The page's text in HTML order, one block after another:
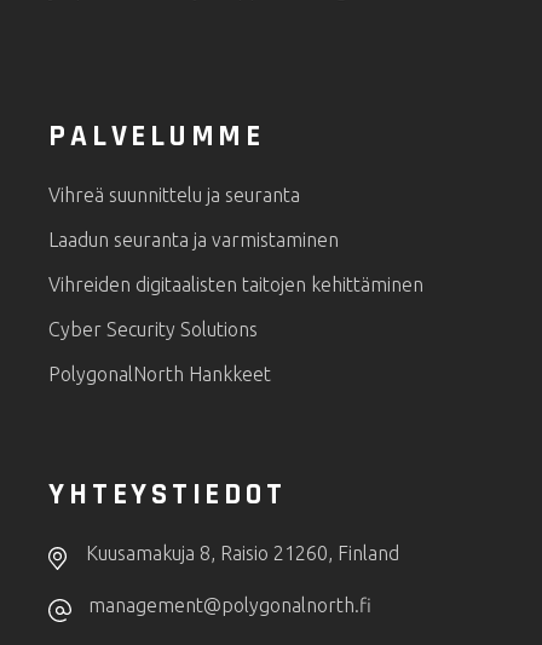
PALVELUMME
Vihreä suunnittelu ja seuranta
Laadun seuranta ja varmistaminen
Vihreiden digitaalisten taitojen kehittäminen
Cyber Security Solutions
PolygonalNorth Hankkeet
YHTEYSTIEDOT
Kuusamakuja 8, Raisio 21260, Finland
management@polygonalnorth.fi